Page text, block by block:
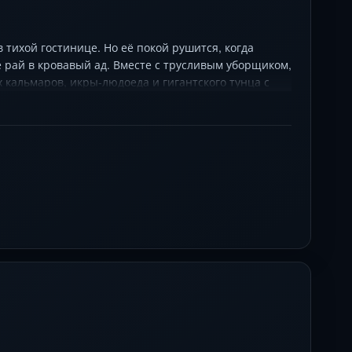
гостинице. Но её покой рушится, когда
в кровавый ад. Вместе с трусливым уборщиком,
икры-людоеда и гигантского тунца с
экшеном от звезды японского боевого